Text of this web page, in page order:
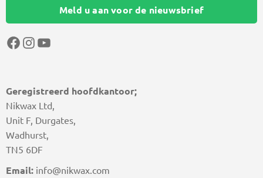
Geregistreerd hoofdkantoor;
Nikwax Ltd,
Unit F, Durgates,
Wadhurst,
TN5 6DF
Email: info@nikwax.com
Meld u aan voor de nieuwsbrief
Facebook
Instagram
YouTube